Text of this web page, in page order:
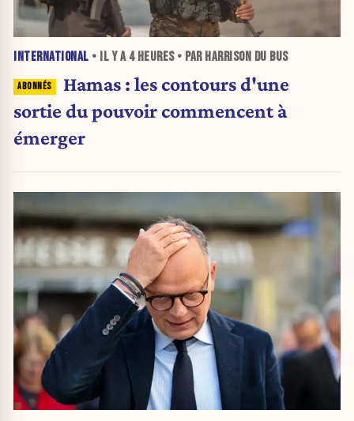
INTERNATIONAL • IL Y A 4 HEURES• PAR HARRISON DU BUS
Hamas : les contours d'une
sortie du pouvoir commencent à
émerger